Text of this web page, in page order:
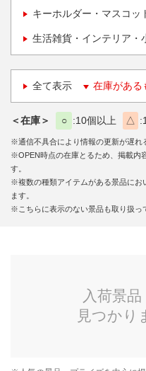
キーホルダー・マスコッ
生活雑貨・インテリア・
全て表示 在庫がある
＜在庫＞ ○ 10個以上 △
※通信不具合により情報の更新が遅れ
※OPEN時点の在庫とるため、掲載内
す。
※複数の種類アイテムがある景品にお
ます。
※こちらに表示のない景品も取り扱っ